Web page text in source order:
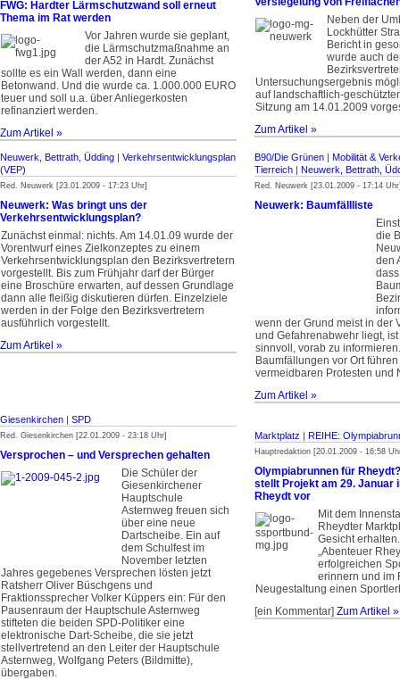
FWG: Hardter Lärmschutzwand soll erneut
Thema im Rat werden
Vor Jahren wurde sie geplant,
die Lärmschutzmaßnahme an
der A52 in Hardt. Zunächst
sollte es ein Wall werden, dann eine
Betonwand. Und die wurde ca. 1.000.000 EURO
teuer und soll u.a. über Anliegerkosten
refinanziert werden.
Zum Artikel »
Neben der
Lockhütter
Bericht in
wurde auch
Untersuchungsergebnis
auf landschaftlich-
Sitzung am 14.01.2009
Zum Artikel »
Neuwerk, Bettrath, Üdding | Verkehrsentwicklungsplan
(VEP)
Red. Neuwerk [23.01.2009 - 17:23 Uhr]
Neuwerk: Was bringt uns der
Verkehrsentwicklungsplan?
Zunächst einmal: nichts. Am 14.01.09 wurde der
Vorentwurf eines Zielkonzeptes zu einem
Verkehrsentwicklungsplan den Bezirksvertretern
vorgestellt. Bis zum Frühjahr darf der Bürger
eine Broschüre erwarten, auf dessen Grundlage
dann alle fleißig diskutieren dürfen. Einzelziele
werden in der Folge den Bezirksvertretern
ausführlich vorgestellt.
Zum Artikel »
B90/Die Grünen | Mobilität &
Tierreich | Neuwerk, Bettrath,
Red. Neuwerk [23.01.2009 - 17:14
Neuwerk: Baumfällliste
die
den
wenn der Grund meist in der
und Gefahrenabwehr liegt,
sinnvoll, vorab zu
Baumfällungen vor Ort führen
vermeidbaren Protesten und
Zum Artikel »
Giesenkirchen | SPD
Red. Giesenkirchen [22.01.2009 - 23:18 Uhr]
Versprochen – und Versprechen gehalten
Die Schüler der
Giesenkirchener
Hauptschule
Asternweg freuen sich
über eine neue
Dartscheibe. Ein auf
dem Schulfest im
November letzten
Jahres gegebenes Versprechen lösten jetzt
Ratsherr Oliver Büschgens und
Fraktionssprecher Volker Küppers ein: Für den
Pausenraum der Hauptschule Asternweg
stifteten die beiden SPD-Politiker eine
elektronische Dart-Scheibe, die sie jetzt
stellvertretend an den Leiter der Hauptschule
Asternweg, Wolfgang Peters (Bildmitte),
übergaben.
Marktplatz | REIHE:
Hauptredaktion [20.01.2009 - 16:58
Olympiabrunnen für
stellt Projekt am 29. Januar
Rheydt vor
Mit dem
Rheydter
Gesicht
„Abenteuer
erfolgreichen
erinnern und im
Neugestaltung einen
[ein Kommentar] Zum Artikel »